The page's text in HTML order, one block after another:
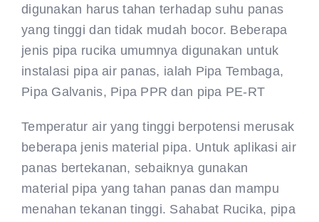
digunakan harus tahan terhadap suhu panas
yang tinggi dan tidak mudah bocor. Beberapa
jenis pipa rucika umumnya digunakan untuk
instalasi pipa air panas, ialah Pipa Tembaga,
Pipa Galvanis, Pipa PPR dan pipa PE-RT
Temperatur air yang tinggi berpotensi merusak
beberapa jenis material pipa. Untuk aplikasi air
panas bertekanan, sebaiknya gunakan
material pipa yang tahan panas dan mampu
menahan tekanan tinggi. Sahabat Rucika, pipa